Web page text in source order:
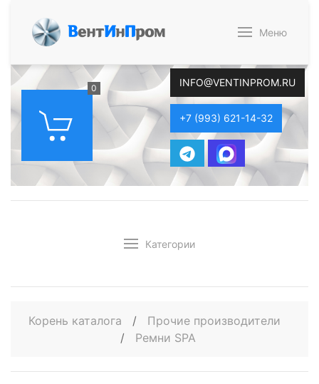
ВентИнПром Меню
0 INFO@VENTINPROM.RU
+7 (993) 621-14-32
Категории
Корень каталога /
Прочие производители
/
Ремни SPA